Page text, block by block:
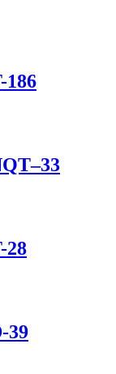
186
28
39